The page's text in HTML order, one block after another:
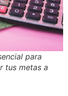
para
tus metas a